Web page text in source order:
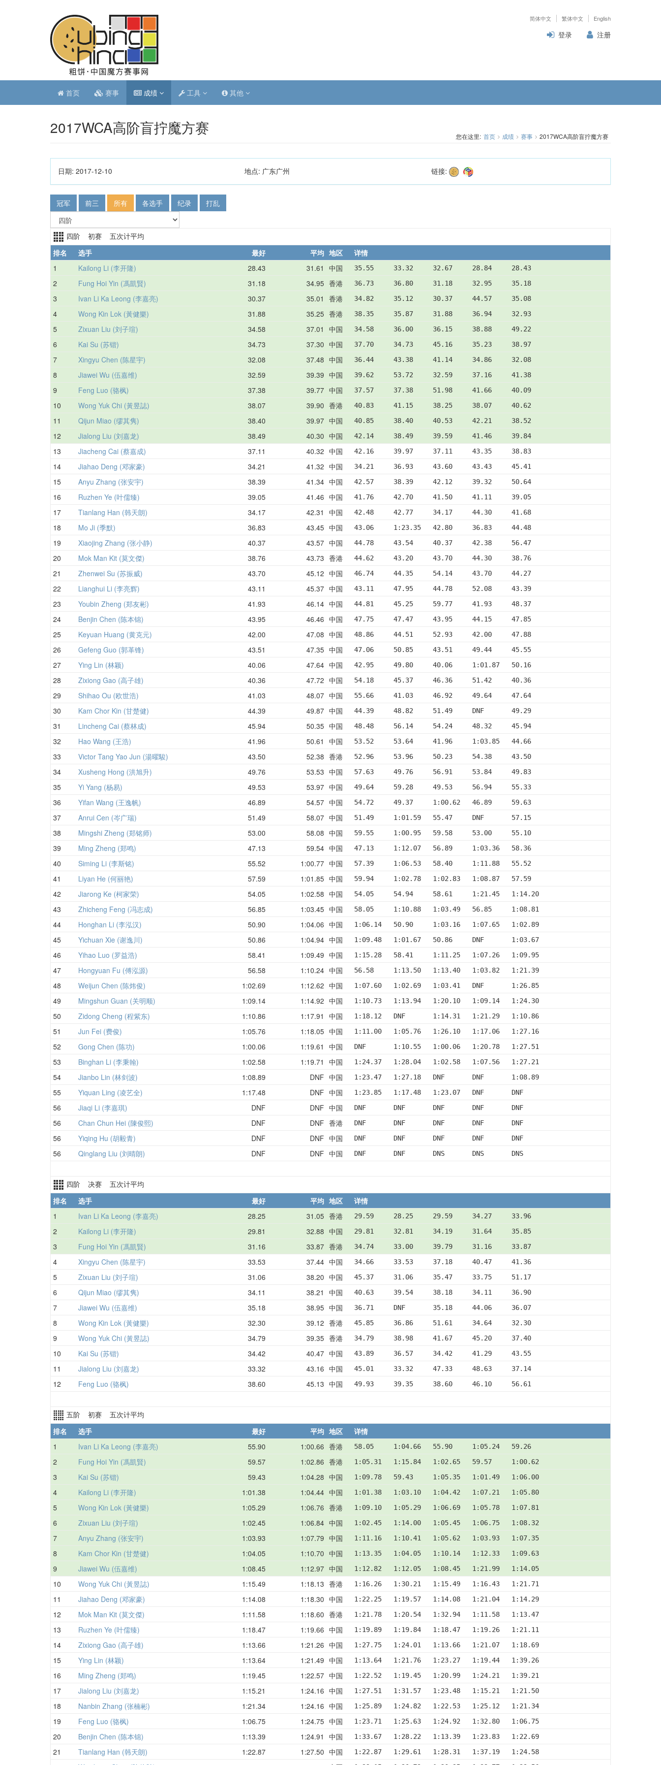
简体中文 繁体中文 English
登录 注册
首页 赛事 成绩 工具 其他
2017WCA高阶盲拧魔方赛 您在这里: 首页 成绩 赛事 2017WCA高阶盲拧魔方赛
日期: 2017-12-10 地点: 广东广州 链接:
冠军 前三 所有 各选手 纪录 打乱
四阶 初赛 五次计平均
排名
选手 最好 平均 地区
详情
1
Kailong Li (李开隆) 28.43 31.61 中国 35.55     33.32     32.67     28.84     28.43
2 Fung Hoi Yin (馮凱賢) 31.18 34.95 香港 36.73     36.80     31.18     32.95     35.18
3 Ivan Li Ka Leong (李嘉亮) 30.37 35.01 香港 34.82     35.12     30.37     44.57     35.08
4 Wong Kin Lok (黃健樂) 31.88 35.25 香港 38.35     35.87     31.88     36.94     32.93
5 Zixuan Liu (刘子瑄) 34.58 37.01 中国 34.58     36.00     36.15     38.88     49.22
6 Kai Su (苏锴) 34.73 37.30 中国 37.70     34.73     45.16     35.23     38.97
7 Xingyu Chen (陈星宇) 32.08 37.48 中国 36.44     43.38     41.14     34.86     32.08
8 Jiawei Wu (伍嘉维) 32.59 39.39 中国 39.62     53.72     32.59     37.16     41.38
9 Feng Luo (骆枫) 37.38 39.77 中国 37.57     37.38     51.98     41.66     40.09
10 Wong Yuk Chi (黃昱誌) 38.07 39.90 香港 40.83     41.15     38.25     38.07     40.62
11 Qijun Miao (缪其隽) 38.40 39.97 中国 40.85     38.40     40.53     42.21     38.52
12 Jialong Liu (刘嘉龙) 38.49 40.30 中国 42.14     38.49     39.59     41.46     39.84
13 Jiacheng Cai (蔡嘉成) 37.11 40.32 中国 42.16     39.97     37.11     43.35     38.83
14 Jiahao Deng (邓家豪) 34.21 41.32 中国 34.21     36.93     43.60     43.43     45.41
15 Anyu Zhang (张安宇) 38.39 41.34 中国 42.57     38.39     42.12     39.32     50.64
16 Ruzhen Ye (叶儒臻) 39.05 41.46 中国 41.76     42.70     41.50     41.11     39.05
17 Tianlang Han (韩天朗) 34.17 42.31 中国 42.48     42.77     34.17     44.30     41.68
18 Mo Ji (季默) 36.83 43.45 中国 43.06     1:23.35   42.80     36.83     44.48
19 Xiaojing Zhang (张小静) 40.37 43.57 中国 44.78     43.54     40.37     42.38     56.47
20 Mok Man Kit (莫文傑) 38.76 43.73 香港 44.62     43.20     43.70     44.30     38.76
21 Zhenwei Su (苏振威) 43.70 45.12 中国 46.74     44.35     54.14     43.70     44.27
22 Lianghui Li (李亮辉) 43.11 45.37 中国 43.11     47.95     44.78     52.08     43.39
23 Youbin Zheng (郑友彬) 41.93 46.14 中国 44.81     45.25     59.77     41.93     48.37
24 Benjin Chen (陈本锦) 43.95 46.46 中国 47.75     47.47     43.95     44.15     47.85
25 Keyuan Huang (黄克元) 42.00 47.08 中国 48.86     44.51     52.93     42.00     47.88
26 Gefeng Guo (郭革锋) 43.51 47.35 中国 47.06     50.85     43.51     49.44     45.55
27 Ying Lin (林颖) 40.06 47.64 中国 42.95     49.80     40.06     1:01.87   50.16
28 Zixiong Gao (高子雄) 40.36 47.72 中国 54.18     45.37     46.36     51.42     40.36
29 Shihao Ou (欧世浩) 41.03 48.07 中国 55.66     41.03     46.92     49.64     47.64
30 Kam Chor Kin (甘楚健) 44.39 49.87 中国 44.39     48.82     51.49     DNF       49.29
31 Lincheng Cai (蔡林成) 45.94 50.35 中国 48.48     56.14     54.24     48.32     45.94
32 Hao Wang (王浩) 41.96 50.61 中国 53.52     53.64     41.96     1:03.85   44.66
33 Victor Tang Yao Jun (湯曜駿) 43.50 52.38 香港 52.96     53.96     50.23     54.38     43.50
34 Xusheng Hong (洪旭升) 49.76 53.53 中国 57.63     49.76     56.91     53.84     49.83
35 Yi Yang (杨易) 49.53 53.97 中国 49.64     59.28     49.53     56.94     55.33
36 Yifan Wang (王逸帆) 46.89 54.57 中国 54.72     49.37     1:00.62   46.89     59.63
37 Anrui Cen (岑广瑞) 51.49 58.07 中国 51.49     1:01.59   55.47     DNF       57.15
38 Mingshi Zheng (郑铭师) 53.00 58.08 中国 59.55     1:00.95   59.58     53.00     55.10
39 Ming Zheng (郑鸣) 47.13 59.54 中国 47.13     1:12.07   56.89     1:03.36   58.36
40 Siming Li (李斯铭) 55.52 1:00.77 中国 57.39     1:06.53   58.40     1:11.88   55.52
41 Liyan He (何丽艳) 57.59 1:01.85 中国 59.94     1:02.78   1:02.83   1:08.87   57.59
42 Jiarong Ke (柯家荣) 54.05 1:02.58 中国 54.05     54.94     58.61     1:21.45   1:14.20
43 Zhicheng Feng (冯志成) 56.85 1:03.45 中国 58.05     1:10.88   1:03.49   56.85     1:08.81
44 Honghan Li (李泓汉) 50.90 1:04.06 中国 1:06.14   50.90     1:03.16   1:07.65   1:02.89
45 Yichuan Xie (谢逸川) 50.86 1:04.94 中国 1:09.48   1:01.67   50.86     DNF       1:03.67
46 Yihao Luo (罗益浩) 58.41 1:09.49 中国 1:15.28   58.41     1:11.25   1:07.26   1:09.95
47 Hongyuan Fu (傅泓源) 56.58 1:10.24 中国 56.58     1:13.50   1:13.40   1:03.82   1:21.39
48 Weijun Chen (陈炜俊) 1:02.69 1:12.62 中国 1:07.60   1:02.69   1:03.41   DNF       1:26.85
49 Mingshun Guan (关明顺) 1:09.14 1:14.92 中国 1:10.73   1:13.94   1:20.10   1:09.14   1:24.30
50 Zidong Cheng (程紫东) 1:10.86 1:17.91 中国 1:18.12   DNF       1:14.31   1:21.29   1:10.86
51 Jun Fei (费俊) 1:05.76 1:18.05 中国 1:11.00   1:05.76   1:26.10   1:17.06   1:27.16
52 Gong Chen (陈功) 1:00.06 1:19.61 中国 DNF       1:10.55   1:00.06   1:20.78   1:27.51
53 Binghan Li (李秉翰) 1:02.58 1:19.71 中国 1:24.37   1:28.04   1:02.58   1:07.56   1:27.21
54 Jianbo Lin (林剑波) 1:08.89 DNF 中国 1:23.47   1:27.18   DNF       DNF       1:08.89
55 Yiquan Ling (凌艺全) 1:17.48 DNF 中国 1:23.85   1:17.48   1:23.07   DNF       DNF
56 Jiaqi Li (李嘉琪) DNF DNF 中国 DNF       DNF       DNF       DNF       DNF
56 Chan Chun Hei (陳俊熙) DNF DNF 香港 DNF       DNF       DNF       DNF       DNF
56 Yiqing Hu (胡毅青) DNF DNF 中国 DNF       DNF       DNF       DNF       DNF
56 Qinglang Liu (刘晴朗) DNF DNF 中国 DNF       DNF       DNS       DNS       DNS
四阶 决赛 五次计平均
排名
选手 最好 平均 地区
详情
1
Ivan Li Ka Leong (李嘉亮) 28.25 31.05 香港 29.59     28.25     29.59     34.27     33.96
2 Kailong Li (李开隆) 29.81 32.88 中国 29.81     32.81     34.19     31.64     35.85
3 Fung Hoi Yin (馮凱賢) 31.16 33.87 香港 34.74     33.00     39.79     31.16     33.87
4 Xingyu Chen (陈星宇) 33.53 37.44 中国 34.66     33.53     37.18     40.47     41.36
5 Zixuan Liu (刘子瑄) 31.06 38.20 中国 45.37     31.06     35.47     33.75     51.17
6 Qijun Miao (缪其隽) 34.11 38.21 中国 40.63     39.54     38.18     34.11     36.90
7 Jiawei Wu (伍嘉维) 35.18 38.95 中国 36.71     DNF       35.18     44.06     36.07
8 Wong Kin Lok (黃健樂) 32.30 39.12 香港 45.85     36.86     51.61     34.64     32.30
9 Wong Yuk Chi (黃昱誌) 34.79 39.35 香港 34.79     38.98     41.67     45.20     37.40
10 Kai Su (苏锴) 34.42 40.47 中国 43.89     36.57     34.42     41.29     43.55
11 Jialong Liu (刘嘉龙) 33.32 43.16 中国 45.01     33.32     47.33     48.63     37.14
12 Feng Luo (骆枫) 38.60 45.13 中国 49.93     39.35     38.60     46.10     56.61
五阶 初赛 五次计平均
排名
选手 最好 平均 地区
详情
1
Ivan Li Ka Leong (李嘉亮) 55.90 1:00.66 香港 58.05     1:04.66   55.90     1:05.24   59.26
2 Fung Hoi Yin (馮凱賢) 59.57 1:02.86 香港 1:05.31   1:15.84   1:02.65   59.57     1:00.62
3 Kai Su (苏锴) 59.43 1:04.28 中国 1:09.78   59.43     1:05.35   1:01.49   1:06.00
4 Kailong Li (李开隆) 1:01.38 1:04.44 中国 1:01.38   1:03.10   1:04.42   1:07.21   1:05.80
5 Wong Kin Lok (黃健樂) 1:05.29 1:06.76 香港 1:09.10   1:05.29   1:06.69   1:05.78   1:07.81
6 Zixuan Liu (刘子瑄) 1:02.45 1:06.84 中国 1:02.45   1:14.00   1:05.45   1:06.75   1:08.32
7 Anyu Zhang (张安宇) 1:03.93 1:07.79 中国 1:11.16   1:10.41   1:05.62   1:03.93   1:07.35
8 Kam Chor Kin (甘楚健) 1:04.05 1:10.70 中国 1:13.35   1:04.05   1:10.14   1:12.33   1:09.63
9 Jiawei Wu (伍嘉维) 1:08.45 1:12.97 中国 1:12.82   1:12.05   1:08.45   1:21.99   1:14.05
10 Wong Yuk Chi (黃昱誌) 1:15.49 1:18.13 香港 1:16.26   1:30.21   1:15.49   1:16.43   1:21.71
11 Jiahao Deng (邓家豪) 1:14.08 1:18.30 中国 1:22.25   1:19.57   1:14.08   1:21.04   1:14.29
12 Mok Man Kit (莫文傑) 1:11.58 1:18.60 香港 1:21.78   1:20.54   1:32.94   1:11.58   1:13.47
13 Ruzhen Ye (叶儒臻) 1:18.47 1:19.66 中国 1:19.89   1:19.84   1:18.47   1:19.26   1:21.11
14 Zixiong Gao (高子雄) 1:13.66 1:21.26 中国 1:27.75   1:24.01   1:13.66   1:21.07   1:18.69
15 Ying Lin (林颖) 1:13.64 1:21.49 中国 1:13.64   1:21.76   1:23.27   1:19.44   1:39.26
16 Ming Zheng (郑鸣) 1:19.45 1:22.57 中国 1:22.52   1:19.45   1:20.99   1:24.21   1:39.21
17 Jialong Liu (刘嘉龙) 1:15.21 1:24.16 中国 1:27.51   1:31.57   1:23.48   1:15.21   1:21.50
18 Nanbin Zhang (张楠彬) 1:21.34 1:24.16 中国 1:25.89   1:24.82   1:22.53   1:25.12   1:21.34
19 Feng Luo (骆枫) 1:06.75 1:24.75 中国 1:23.71   1:25.63   1:24.92   1:32.80   1:06.75
20 Benjin Chen (陈本锦) 1:13.39 1:24.91 中国 1:33.67   1:28.22   1:13.39   1:23.83   1:22.69
21 Tianlang Han (韩天朗) 1:22.87 1:27.50 中国 1:22.87   1:29.61   1:28.31   1:37.19   1:24.58